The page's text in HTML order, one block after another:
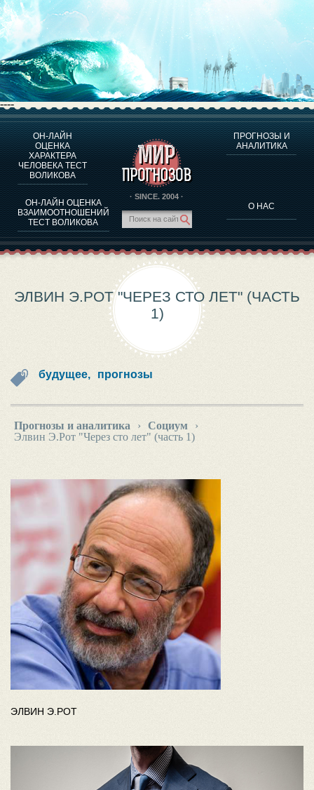
----
ОН-ЛАЙН
ОЦЕНКА
ХАРАКТЕРА
ЧЕЛОВЕКА ТЕСТ
ВОЛИКОВА
ОН-ЛАЙН ОЦЕНКА
ВЗАИМООТНОШЕНИЙ
ТЕСТ ВОЛИКОВА
· SINCE. 2004 ·
ПРОГНОЗЫ И
АНАЛИТИКА
О НАС
О ПРОГРАММЕ
ОЦЕНКА ХАРАКТЕРA ЧЕЛОВЕКА
ОЦЕНКА ХАРАКТЕРА ВЫДАЮЩИХСЯ ЛИЧНОСТЕЙ
О ПРОГРАММЕ
ТЕСТ НА СОВМЕСТИМОСТЬ ВОЛИКОВА
ПРОГНОЗЫ И АНАЛИТИКА
ЭЛВИН Э.РОТ "ЧЕРЕЗ СТО ЛЕТ" (ЧАСТЬ
1)
будущее, прогнозы
Прогнозы и аналитика › Социум
›
Элвин Э.Рот "Через сто лет" (часть 1)
ЭЛВИН Э.РОТ